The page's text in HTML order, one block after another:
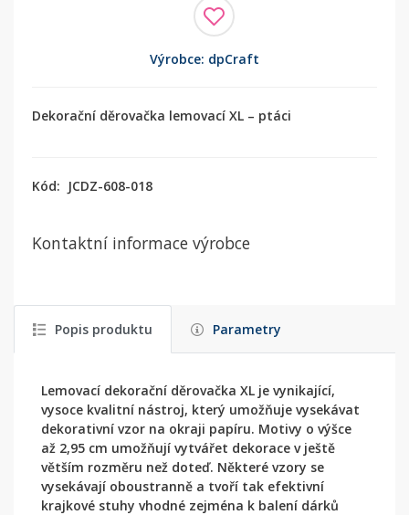
Výrobce: dpCraft
Dekorační děrovačka lemovací XL – ptáci
Kód: JCDZ-608-018
Kontaktní informace výrobce
Popis produktu Parametry
Lemovací dekorační děrovačka XL je vynikající,
vysoce kvalitní nástroj, který umožňuje vysekávat
dekorativní vzor na okraji papíru. Motivy o výšce
až 2,95 cm umožňují vytvářet dekorace v ještě
větším rozměru než doteď. Některé vzory se
vysekávají oboustranně a tvoří tak efektivní
krajkové stuhy vhodné zejména k balení dárků